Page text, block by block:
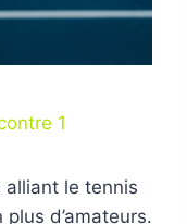
1
le tennis
d’amateurs.